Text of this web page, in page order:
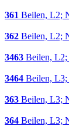
361 Beilen, L2;
362 Beilen, L2;
3463 Beilen, L2;
3464 Beilen,
363 Beilen, L3;
364 Beilen, L3;